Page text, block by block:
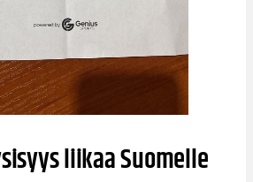
liikaa Suomelle